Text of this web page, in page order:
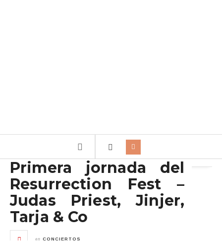
Primera jornada del
Resurrection Fest –
Judas Priest, Jinjer,
Tarja & Co
en CONCIERTOS